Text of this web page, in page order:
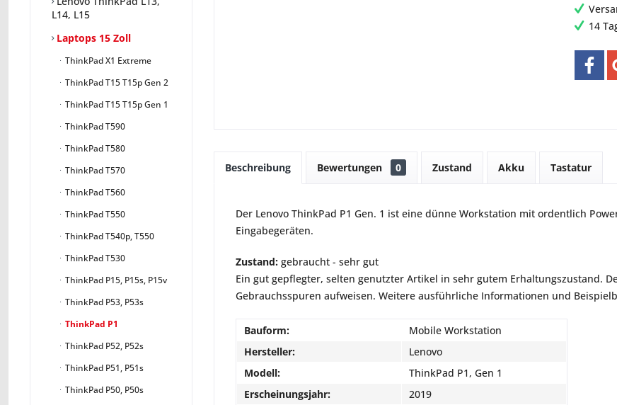
L14, L15
Laptops 15 Zoll
ThinkPad X1 Extreme
ThinkPad T15 T15p Gen 2
ThinkPad T15 T15p Gen 1
ThinkPad T590
ThinkPad T580
ThinkPad T570
ThinkPad T560
ThinkPad T550
ThinkPad T540p, T550
ThinkPad T530
ThinkPad P15, P15s, P15v
ThinkPad P53, P53s
ThinkPad P1
ThinkPad P52, P52s
ThinkPad P51, P51s
ThinkPad P50, P50s
14
Beschreibung Bewertungen 0 Zustand Akku Tastatur
Der Lenovo ThinkPad P1 Gen. 1 ist eine dünne Workstation mit ordentlich
Eingabegeräten.
Zustand: gebraucht - sehr gut
Ein gut gepflegter, selten genutzter Artikel in sehr gutem Erhaltungszustand.
Gebrauchsspuren aufweisen. Weitere ausführliche Informationen und
Bauform:
Mobile Workstation
Hersteller:
Lenovo
Modell:
ThinkPad P1, Gen 1
Erscheinungsjahr:
2019